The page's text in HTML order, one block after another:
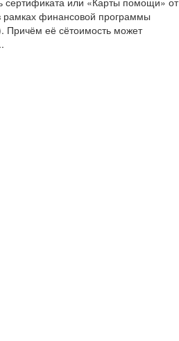
финансовой программы
Причём её сётоимость может